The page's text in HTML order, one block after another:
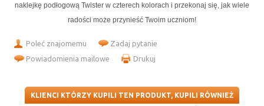
naklejkę podłogową Twister w czterech kolorach i przekonaj się, jak wiele
radości może przynieść Twoim uczniom!
Poleć znajomemu
Zadaj pytanie
Powiadomienia mailowe
Drukuj
KLIENCI KTÓRZY KUPILI TEN PRODUKT, KUPILI RÓWNIEŻ